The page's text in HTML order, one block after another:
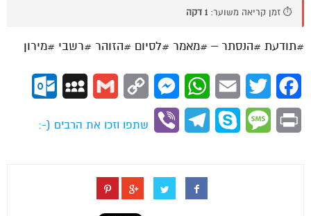
⏱️ זמן קריאה משוער: 1 דקה
#תודעת #הנסתר – #מאמר #לסיום #הזוהר #רשבי #מירון
Facebook
Twitter
Email
WhatsApp
Messenger
Copy
Gmail
MySpace
Print
Message
Skype
Telegram
Viber
שתפו וזכו את הרבים (-: